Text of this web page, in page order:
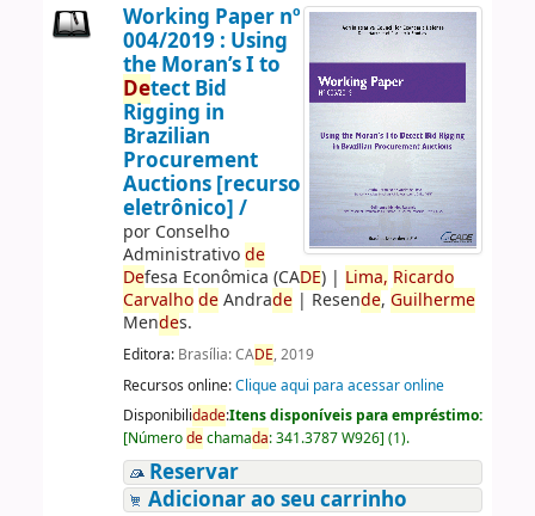
Working Paper nº
004/2019 : Using
the Moran’s I to
Detect Bid
Rigging in
Brazilian
Procurement
Auctions [recurso
eletrônico] /
por Conselho
Administrativode
Defesa Econômica (CADE)| Lima, Ricardo
Carvalho deAndrade| Resende, Guilherme
Mendes.
Editora: Brasília: CADE, 2019
Recursos online:Clique aqui para acessar online
Disponibilidade:Itens disponíveis para empréstimo:
[Númerodechamada:341.3787 W926] (1).
Reservar
Adicionar ao seu carrinho